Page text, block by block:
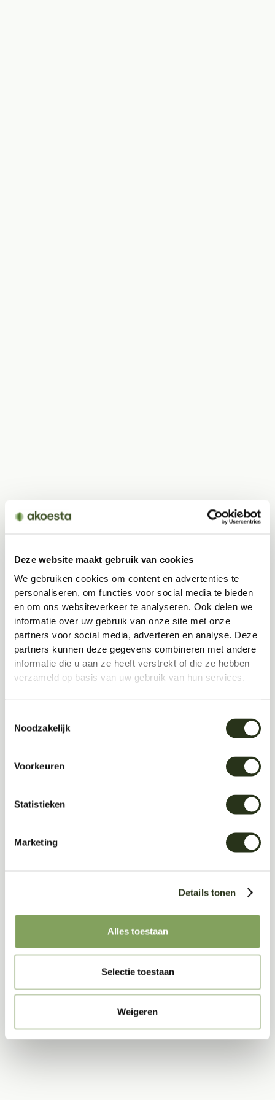
Deze website maakt gebruik van cookies
We gebruiken cookies om content en advertenties te
personaliseren, om functies voor social media te bieden
en om ons websiteverkeer te analyseren. Ook delen we
informatie over uw gebruik van onze site met onze
partners voor social media, adverteren en analyse. Deze
partners kunnen deze gegevens combineren met andere
informatie die u aan ze heeft verstrekt of die ze hebben
verzameld op basis van uw gebruik van hun services.
Noodzakelijk
Voorkeuren
Statistieken
Marketing
Details tonen
Alles toestaan
Selectie toestaan
Weigeren